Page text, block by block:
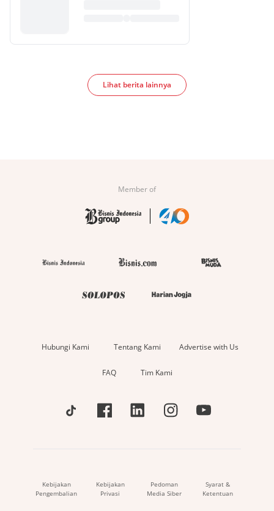
Lihat berita lainnya
Member of
Hubungi Kami Tentang Kami Advertise with Us
FAQ Tim Kami
Kebijakan
Pengembalian
Kebijakan
Privasi
Pedoman
Media Siber
Syarat &
Ketentuan